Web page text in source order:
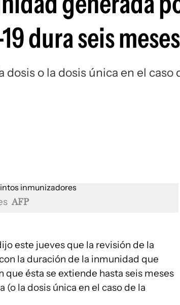
dura seis meses
o la dosis única en el caso
AFP
este jueves que la revisión de la
la duración de la inmunidad que
ésta se extiende hasta seis meses
la dosis única en el caso de la